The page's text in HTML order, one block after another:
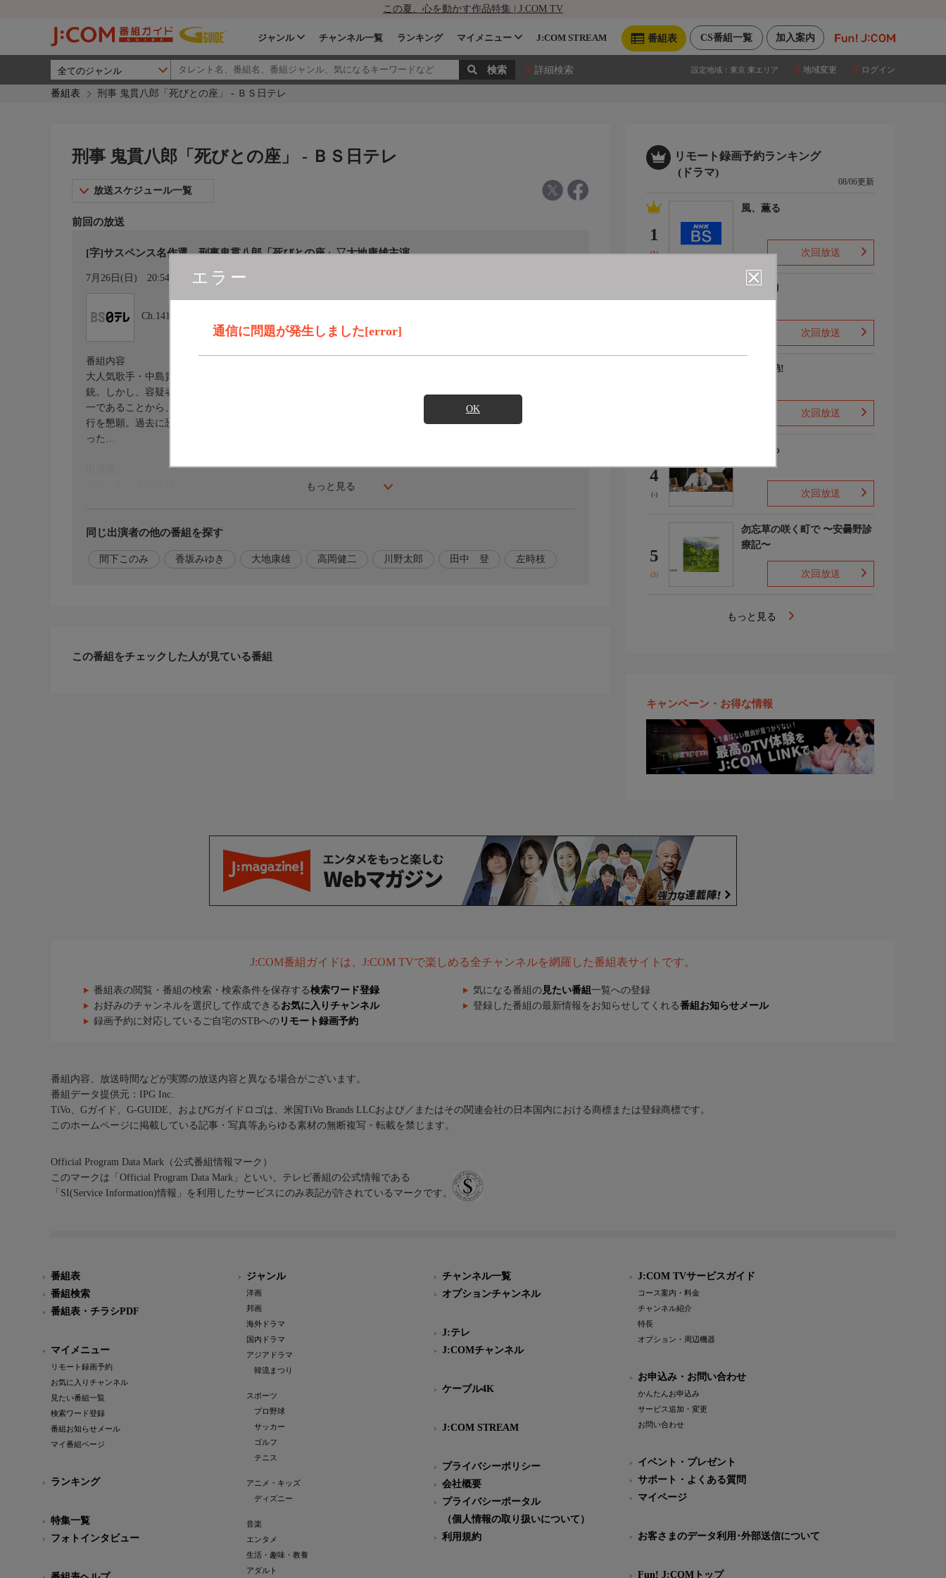
この夏、心を動かす作品特集 | J:COM TV
加入案内
CS番組一覧
番組表
ジャンル チャンネル一覧 ランキング マイメニュー J:COM STREAM
詳細検索 設定地域： 東京 東エリア 地域変更 ログイン
番組表 刑事 鬼貫八郎「死びとの座」 - ＢＳ日テレ
エラー
通信に問題が発生しました[error]
OK
刑事 鬼貫八郎「死びとの座」 - ＢＳ日テレ
放送スケジュール一覧
前回の放送
[字]サスペンス名作選 刑事鬼貫八郎「死びとの座」▽大地康雄主演
7月26日(日) 20:54〜22:48 カレンダー登録
Ch.141
もっと見る
番組内容
大人気歌手・中島貴美子のモノマネタレント中島美貴子こと中山弓子の死体が公園で発見された。凶器は拳
銃。しかし、容疑者となっていた男は富士の樹海で死体となって発見された。自殺に使われた拳銃が凶器と同
一であることから、警察は、変型の心中として捜査を打ち切ろうとする。だが、鬼貫は違和感を覚え捜査の続
行を懇願。過去に恐喝事件があったことをつかむ。容疑者として2人の人物があがるが、彼らにはアリバイがあ
った…
中島貴美子(中山弓子)…香坂みゆき
丹那孫六…川野太郎
他
同じ出演者の他の番組を探す
間下このみ 香坂みゆき 大地康雄 高岡健二 川野太郎 田中 登 左時枝
この番組をチェックした人が見ている番組
リモート録画予約ランキング
(ドラマ)
08/06更新
1
(1)
風、薫る
次回放送
ひまわり
次回放送
豊臣兄弟!
次回放送
4
(-)
笹まくら
次回放送
5
(3)
勿忘草の咲く町で 〜安曇野診
療記〜
次回放送
もっと見る
キャンペーン・お得な情報
J:COM番組ガイドは、J:COM TVで楽しめる全チャンネルを網羅した番組表サイトです。
番組表の閲覧・番組の検索・検索条件を保存する検索ワード登録 気になる番組の 見たい番組 一覧への登録
お好みのチャンネルを選択して作成できる お気に入りチャンネル 登録した番組の最新情報をお知らせしてくれる番組お知らせメール
録画予約に対応しているご自宅のSTBへの リモート録画予約
番組内容、放送時間などが実際の放送内容と異なる場合がございます。
番組データ提供元：IPG Inc.
TiVo、Gガイド、G-GUIDE、およびGガイドロゴは、米国TiVo Brands LLCおよび／またはその関連会社の日本国内における商標または登録商標です。
このホームページに掲載している記事・写真等あらゆる素材の無断複写・転載を禁じます。
Official Program Data Mark（公式番組情報マーク）
このマークは「Official Program Data Mark」といい、テレビ番組の公式情報である
「SI(Service Information)情報」を利用したサービスにのみ表記が許されているマークです。
番組表
番組検索
番組表・チラシPDF
マイメニュー
リモート録画予約
お気に入りチャンネル
見たい番組一覧
検索ワード登録
番組お知らせメール
マイ番組ページ
ランキング
特集一覧
フォトインタビュー
ジャンル
洋画
邦画
海外ドラマ
国内ドラマ
アジアドラマ
韓流まつり
スポーツ
プロ野球
サッカー
ゴルフ
テニス
アニメ・キッズ
ディズニー
音楽
エンタメ
生活・趣味・教養
アダルト
チャンネル一覧
オプションチャンネル
J:テレ
J:COMチャンネル
ケーブル4K
J:COM STREAM
プライバシーポリシー
会社概要
プライバシーポータル
（個人情報の取り扱いについて）
利用規約
J:COM TVサービスガイド
コース案内・料金
チャンネル紹介
特長
オプション・周辺機器
お申込み・お問い合わせ
かんたんお申込み
サービス追加・変更
お問い合わせ
イベント・プレゼント
サポート・よくある質問
マイページ
お客さまのデータ利用･外部送信について
Fun! J:COMトップ